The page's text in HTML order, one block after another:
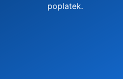
poplatek.